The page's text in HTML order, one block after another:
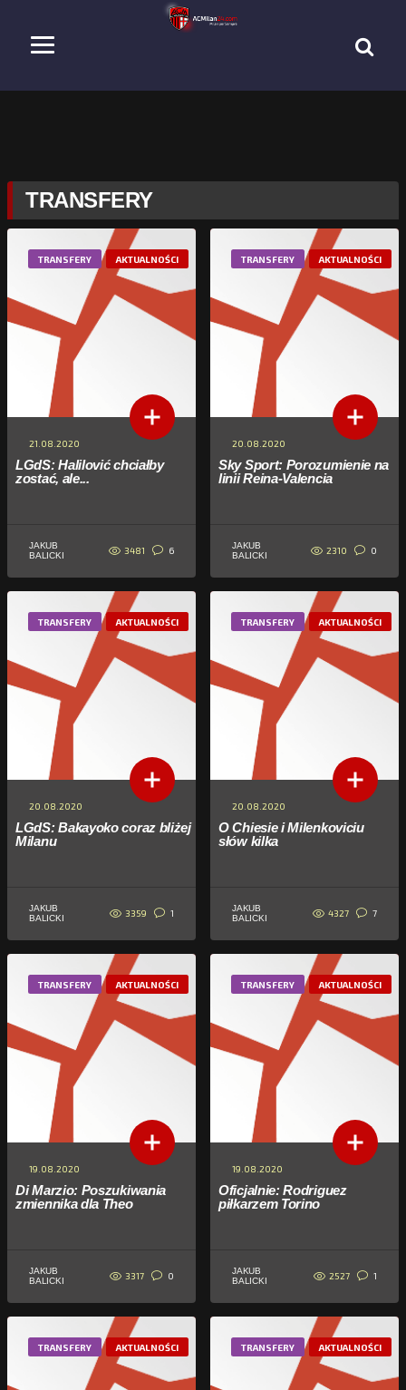
TRANSFERY
TRANSFERY AKTUALNOŚCI
21.08.2020
LGdS: Halilović chciałby
zostać, ale...
JAKUB
BALICKI
3481 6
TRANSFERY AKTUALNOŚCI
20.08.2020
Sky Sport: Porozumienie na
linii Reina-Valencia
JAKUB
BALICKI
2310 0
TRANSFERY AKTUALNOŚCI
20.08.2020
LGdS: Bakayoko coraz bliżej
Milanu
JAKUB
BALICKI
3359 1
TRANSFERY AKTUALNOŚCI
20.08.2020
O Chiesie i Milenkoviciu
słów kilka
JAKUB
BALICKI
4327 7
TRANSFERY AKTUALNOŚCI
19.08.2020
Di Marzio: Poszukiwania
zmiennika dla Theo
JAKUB
BALICKI
3317 0
TRANSFERY AKTUALNOŚCI
19.08.2020
Oficjalnie: Rodriguez
piłkarzem Torino
JAKUB
BALICKI
2527 1
TRANSFERY AKTUALNOŚCI TRANSFERY AKTUALNOŚCI